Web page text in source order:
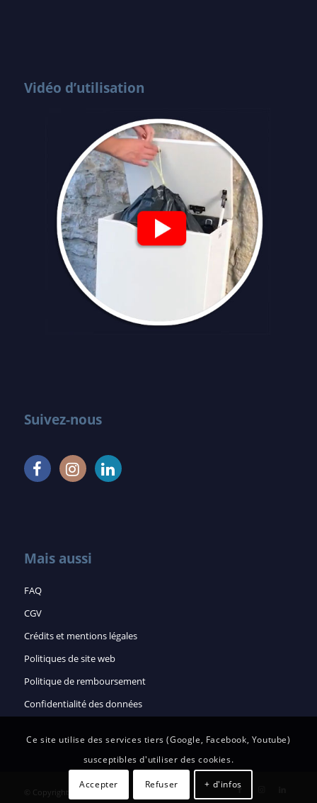
Vidéo d’utilisation
Suivez-nous
Mais aussi
FAQ
CGV
Crédits et mentions légales
Politiques de site web
Politique de remboursement
Confidentialité des données
© Copyright - Distribel
Ce site utilise des services tiers (Google, Facebook, Youtube)
susceptibles d'utiliser des cookies.
Accepter Refuser + d'infos